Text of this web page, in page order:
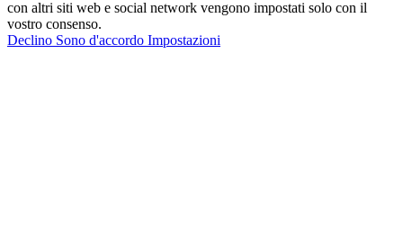
con altri siti web e social network vengono impostati solo con il
vostro consenso.
Declino Sono d'accordo Impostazioni